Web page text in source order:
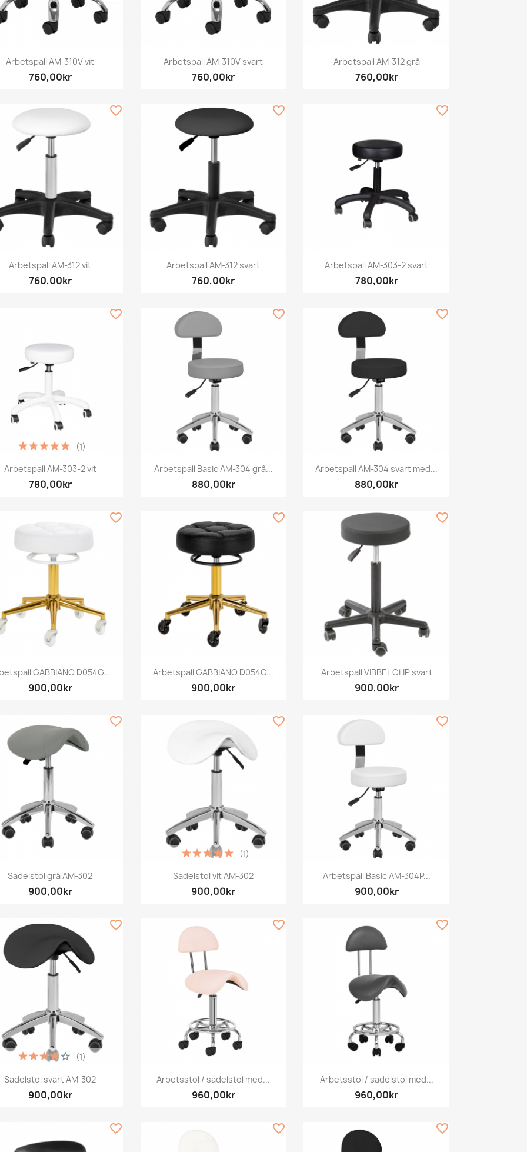
Snabbvy
Arbetspall AM-310V vit
760,00kr
Snabbvy
Arbetspall AM-310V svart
760,00kr
Snabbvy
Arbetspall AM-312 grå
760,00kr
Snabbvy
Arbetspall AM-312 vit
760,00kr
favorite_border
Snabbvy
Arbetspall AM-312 svart
760,00kr
favorite_border
Snabbvy
Arbetspall AM-303-2 svart
780,00kr
favorite_border
Snabbvy
Arbetspall AM-303-2 vit
780,00kr
(1)
favorite_border
Snabbvy
Arbetspall Basic AM-304 grå...
880,00kr
favorite_border
Snabbvy
Arbetspall AM-304 svart med...
880,00kr
favorite_border
Snabbvy
GABBIANO D054G...
900,00kr
favorite_border
Snabbvy
Arbetspall GABBIANO D054G...
900,00kr
favorite_border
Snabbvy
Arbetspall VIBBEL CLIP svart
900,00kr
favorite_border
Snabbvy
Sadelstol grå AM-302
900,00kr
favorite_border
Snabbvy
Sadelstol vit AM-302
900,00kr
(1)
favorite_border
Snabbvy
Arbetspall Basic AM-304P...
900,00kr
favorite_border
Snabbvy
Sadelstol svart AM-302
900,00kr
(1)
favorite_border
 Snabbvy
Arbetsstol / sadelstol med...
960,00kr
favorite_border
 Snabbvy
Arbetsstol / sadelstol med...
960,00kr
favorite_border
favorite_border favorite_border favorite_border